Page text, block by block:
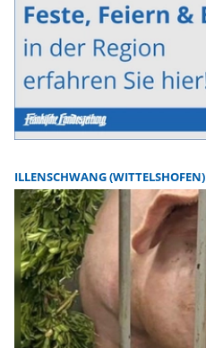
ILLENSCHWANG (WITTELSHOFEN)